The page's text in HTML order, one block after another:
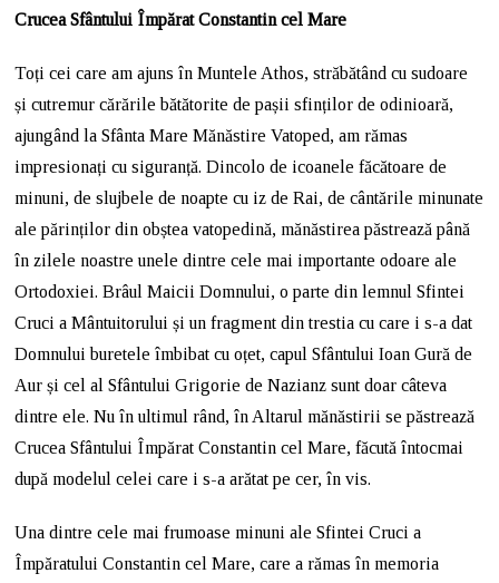
Crucea Sfântului Împărat Constantin cel Mare
Toți cei care am ajuns în Muntele Athos, străbătând cu sudoare
și cutremur cărările bătătorite de pașii sfinților de odinioară,
ajungând la Sfânta Mare Mănăstire Vatoped, am rămas
impresionați cu siguranță. Dincolo de icoanele făcătoare de
minuni, de slujbele de noapte cu iz de Rai, de cântările minunate
ale părinților din obștea vatopedină, mănăstirea păstrează până
în zilele noastre unele dintre cele mai importante odoare ale
Ortodoxiei. Brâul Maicii Domnului, o parte din lemnul Sfintei
Cruci a Mântuitorului și un fragment din trestia cu care i s-a dat
Domnului buretele îmbibat cu oțet, capul Sfântului Ioan Gură de
Aur și cel al Sfântului Grigorie de Nazianz sunt doar câteva
dintre ele. Nu în ultimul rând, în Altarul mănăstirii se păstrează
Crucea Sfântului Împărat Constantin cel Mare, făcută întocmai
după modelul celei care i s-a arătat pe cer, în vis.
Una dintre cele mai frumoase minuni ale Sfintei Cruci a
Împăratului Constantin cel Mare, care a rămas în memoria